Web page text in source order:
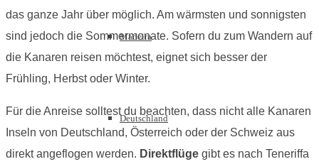
Madeira
Deutschland
das ganze Jahr über möglich. Am wärmsten und sonnigsten
sind jedoch die Sommermonate. Sofern du zum Wandern auf
die Kanaren reisen möchtest, eignet sich besser der
Frühling, Herbst oder Winter.
Für die Anreise solltest du beachten, dass nicht alle Kanaren
Inseln von Deutschland, Österreich oder der Schweiz aus
direkt angeflogen werden. Direktflüge gibt es nach Teneriffa